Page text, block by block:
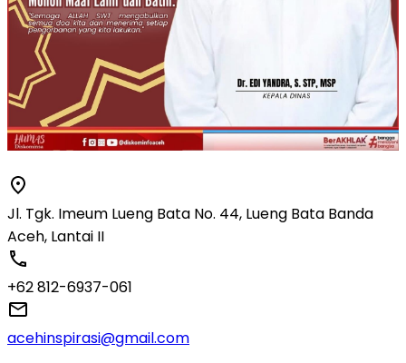
Jl. Tgk. Imeum Lueng Bata No. 44, Lueng Bata Banda
Aceh, Lantai II
+62 812-6937-061
acehinspirasi@gmail.com